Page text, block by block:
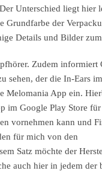
Unterschied liegt hier
Grundfarbe der
Details und Bilder
Zudem informiert
sehen, der die In-Ears
Melomania App ein.
im Google Play Store
vornehmen kann und
für mich von den
Satz möchte der
auch hier in jedem der